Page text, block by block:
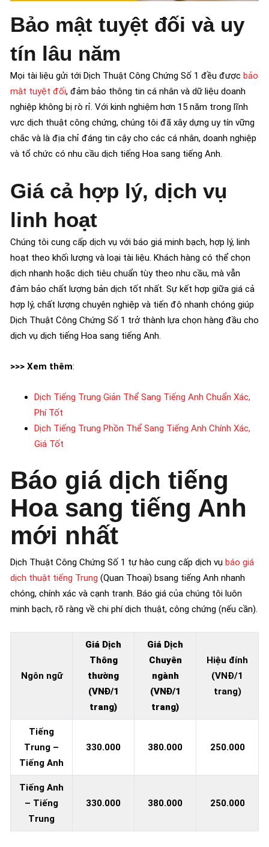
Bảo mật tuyệt đối và uy
tín lâu năm
Mọi tài liệu gửi tới Dịch Thuật Công Chứng Số 1 đều được bảo
mật tuyệt đối, đảm bảo thông tin cá nhân và dữ liệu doanh
nghiệp không bị rò rỉ. Với kinh nghiệm hơn 15 năm trong lĩnh
vực dịch thuật công chứng, chúng tôi đã xây dựng uy tín vững
chắc và là địa chỉ đáng tin cậy cho các cá nhân, doanh nghiệp
và tổ chức có nhu cầu dịch tiếng Hoa sang tiếng Anh.
Giá cả hợp lý, dịch vụ
linh hoạt
Chúng tôi cung cấp dịch vụ với báo giá minh bạch, hợp lý, linh
hoạt theo khối lượng và loại tài liệu. Khách hàng có thể chọn
dịch nhanh hoặc dịch tiêu chuẩn tùy theo nhu cầu, mà vẫn
đảm bảo chất lượng bản dịch tốt nhất. Sự kết hợp giữa giá cả
hợp lý, chất lượng chuyên nghiệp và tiến độ nhanh chóng giúp
Dịch Thuật Công Chứng Số 1 trở thành lựa chọn hàng đầu cho
dịch vụ dịch tiếng Hoa sang tiếng Anh.
>>> Xem thêm:
Dịch Tiếng Trung Giản Thể Sang Tiếng Anh Chuẩn Xác,
Phí Tốt
Dịch Tiếng Trung Phồn Thể Sang Tiếng Anh Chính Xác,
Giá Tốt
Báo giá dịch tiếng
Hoa sang tiếng Anh
mới nhất
Dịch Thuật Công Chứng Số 1 tự hào cung cấp dịch vụ báo giá
dịch thuật tiếng Trung (Quan Thoại) bsang tiếng Anh nhanh
chóng, chính xác và cạnh tranh. Báo giá của chúng tôi luôn
minh bạch, rõ ràng về chi phí dịch thuật, công chứng (nếu cần).
Ngôn ngữ
Giá Dịch
Thông
thường
(VNĐ/1
trang)
Giá Dịch
Chuyên
ngành
(VNĐ/1
trang)
Hiệu đính
(VNĐ/1
trang)
Tiếng
Trung –
Tiếng Anh
330.000 380.000 250.000
Tiếng Anh
– Tiếng
Trung
330.000 380.000 250.000